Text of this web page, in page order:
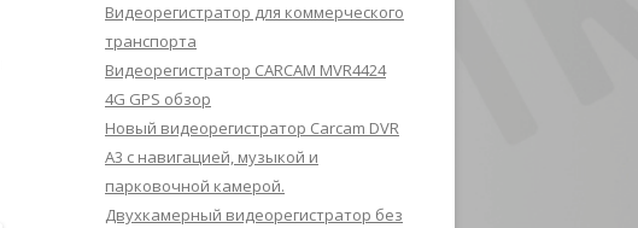
Видеорегистратор для коммерческого
транспорта
Видеорегистратор CARCAM MVR4424
4G GPS обзор
Новый видеорегистратор Carcam DVR
A3 с навигацией, музыкой и
парковочной камерой.
Двухкамерный видеорегистратор без